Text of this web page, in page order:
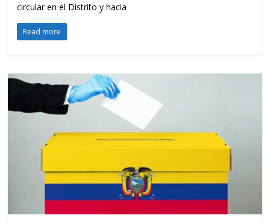
circular en el Distrito y hacia
Read more